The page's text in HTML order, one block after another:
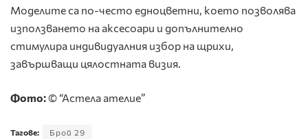
Моделите са по-често едноцветни, което позволява
използването на аксесоари и допълнително
стимулира индивидуалния избор на щрихи,
завършващи цялостната визия.
Фото:© “Астела ателие”
Тагове: Брой 29